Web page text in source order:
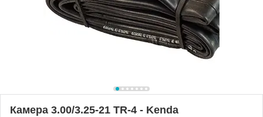
Камера 3.00/3.25-21 TR-4 - Kenda